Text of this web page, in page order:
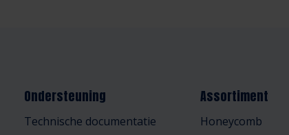
Ondersteuning
Technische documentatie
Assortiment
Honeycomb